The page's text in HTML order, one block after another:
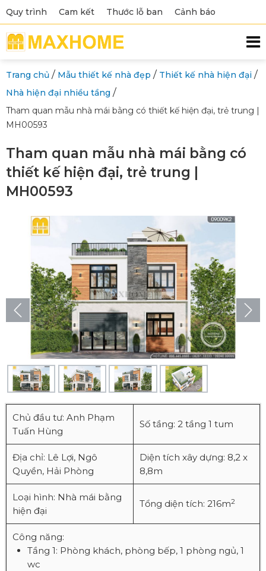
Quy trình Cam kết Thước lỗ ban Cảnh báo
Trang chủ / Mẫu thiết kế nhà đẹp / Thiết kế nhà hiện đại /
Nhà hiện đại nhiều tầng /
Tham quan mẫu nhà mái bằng có thiết kế hiện đại, trẻ trung |
MH00593
Tham quan mẫu nhà mái bằng có
thiết kế hiện đại, trẻ trung |
MH00593
Chủ đầu tư: Anh Phạm
Tuấn Hùng
Số tầng: 2 tầng 1 tum
Địa chỉ: Lê Lợi, Ngô
Quyền, Hải Phòng
Diện tích xây dựng: 8,2 x
8,8m
Loại hình: Nhà mái bằng
hiện đại
Tổng diện tích: 216m2
Công năng:
Tầng 1: Phòng khách, phòng bếp, 1 phòng ngủ, 1
wc